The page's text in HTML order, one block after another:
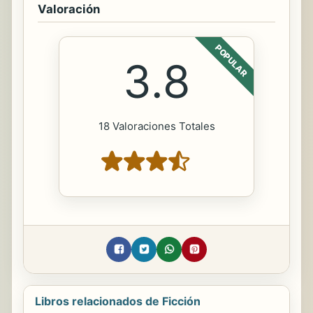
Valoración
POPULAR
3.8
18 Valoraciones Totales
Libros relacionados de Ficción